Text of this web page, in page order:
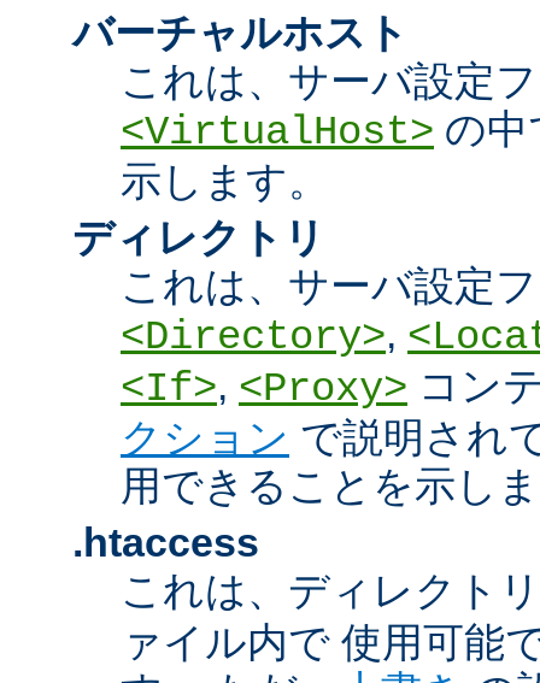
バーチャルホスト
これは、サーバ設定
<VirtualHost> の中
示します。
ディレクトリ
これは、サーバ設定
<Directory>,
<If>, <Proxy> コン
クション で説明され
用できることを示し
.htaccess
これは、ディレクトリ
ァイル内で 使用可能